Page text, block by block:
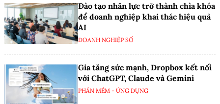
Đào tạo nhân lực trở thành chìa khóa
để doanh nghiệp khai thác hiệu quả
AI
DOANH NGHIỆP SỐ
Gia tăng sức mạnh, Dropbox kết nối
với ChatGPT, Claude và Gemini
PHẦN MỀM - ỨNG DỤNG